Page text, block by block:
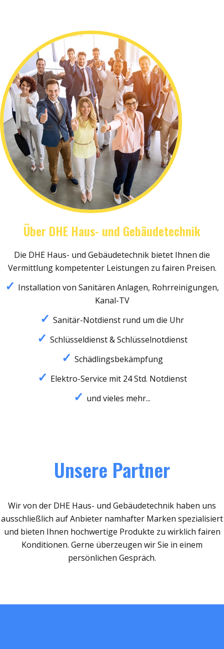
Über DHE Haus- und Gebäudetechnik
Die DHE Haus- und Gebäudetechnik bietet Ihnen die
Vermittlung kompetenter Leistungen zu fairen Preisen.
Installation von Sanitären Anlagen, Rohrreinigungen,
Kanal-TV
Sanitär-Notdienst rund um die Uhr
Schlüsseldienst & Schlüsselnotdienst
Schädlingsbekämpfung
Elektro-Service mit 24 Std. Notdienst
und vieles mehr...
Unsere Partner
Wir von der DHE Haus- und Gebäudetechnik haben uns
ausschließlich auf Anbieter namhafter Marken spezialisiert
und bieten Ihnen hochwertige Produkte zu wirklich fairen
Konditionen. Gerne überzeugen wir Sie in einem
persönlichen Gespräch.